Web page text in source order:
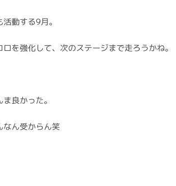
動する9月。
ロを強化して、次のステージまで走ろうかね。
良かった。
なん受からん笑